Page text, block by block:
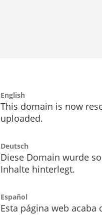
English
This domain is now
uploaded.
Deutsch
Diese Domain wurde
Inhalte hinterlegt.
Español
Esta página web